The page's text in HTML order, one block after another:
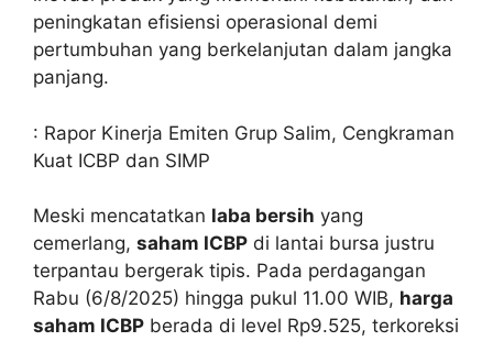
peningkatan efisiensi operasional demi
pertumbuhan yang berkelanjutan dalam jangka
panjang.
: Rapor Kinerja Emiten Grup Salim, Cengkraman
Kuat ICBP dan SIMP
Meski mencatatkan laba bersih yang
cemerlang, saham ICBP di lantai bursa justru
terpantau bergerak tipis. Pada perdagangan
Rabu (6/8/2025) hingga pukul 11.00 WIB, harga
saham ICBP berada di level Rp9.525, terkoreksi